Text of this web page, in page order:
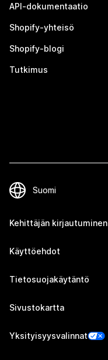
API-dokumentaatio
Shopify-yhteisö
Shopify-blogi
Tutkimus
Kehittäjän kirjautuminen
Käyttöehdot
Tietosuojakäytäntö
Sivustokartta
Yksityisyysvalinnat